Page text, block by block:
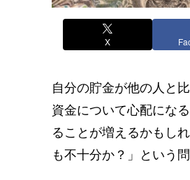
X
自分の貯金が他の人と
資金について心配にな
ることが増えるかもし
も不十分か？」という